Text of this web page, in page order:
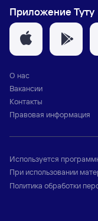
Приложение Туту
О нас
Вакансии
Контакты
Правовая информация
Используется
При использовании
Политика обработки